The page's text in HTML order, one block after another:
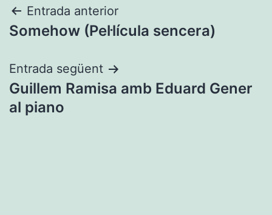
Navegació
d'entrades
Entrada anterior
Somehow (Pel·lícula sencera)
Entrada següent
Guillem Ramisa amb Eduard Gener
al piano